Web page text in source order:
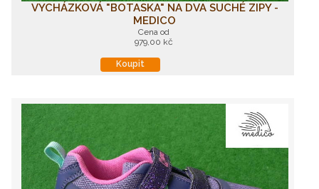
VYCHÁZKOVÁ "BOTASKA" NA DVA SUCHÉ ZIPY -
MEDICO
Cena od
979,00 kč
Koupit